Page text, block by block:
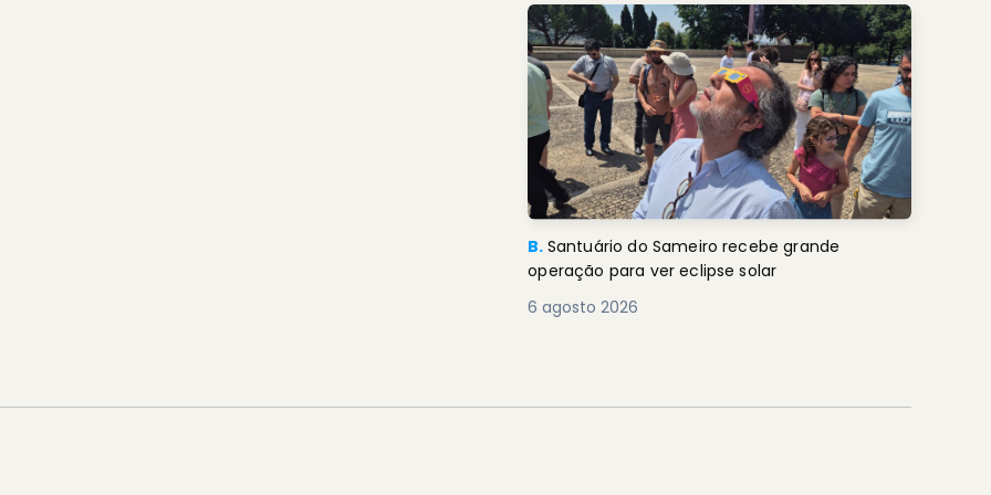
B. Santuário do Sameiro recebe grande
operação para ver eclipse solar
6 agosto 2026